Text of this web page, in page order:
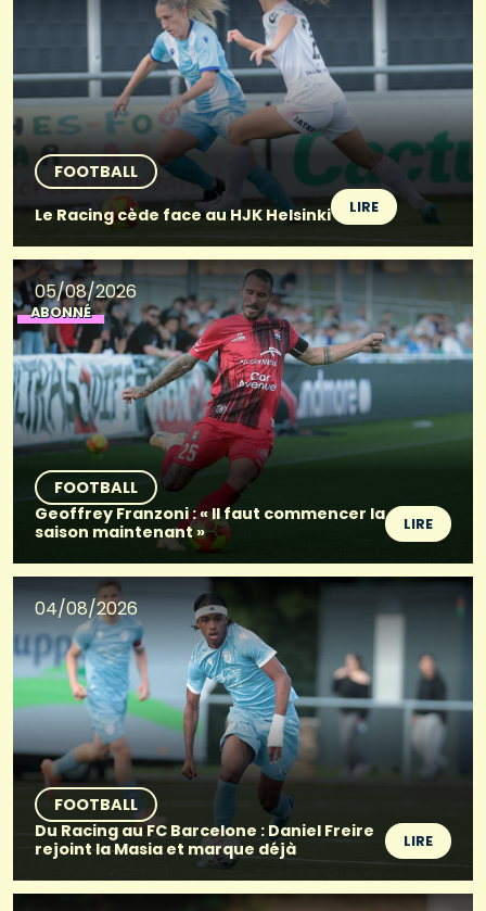
FOOTBALL
Le Racing cède face au HJK Helsinki
LIRE
05/08/2026
ABONNÉ
FOOTBALL
Geoffrey Franzoni : « Il faut commencer la
saison maintenant »
LIRE
04/08/2026
FOOTBALL
Du Racing au FC Barcelone : Daniel Freire
rejoint la Masia et marque déjà
LIRE